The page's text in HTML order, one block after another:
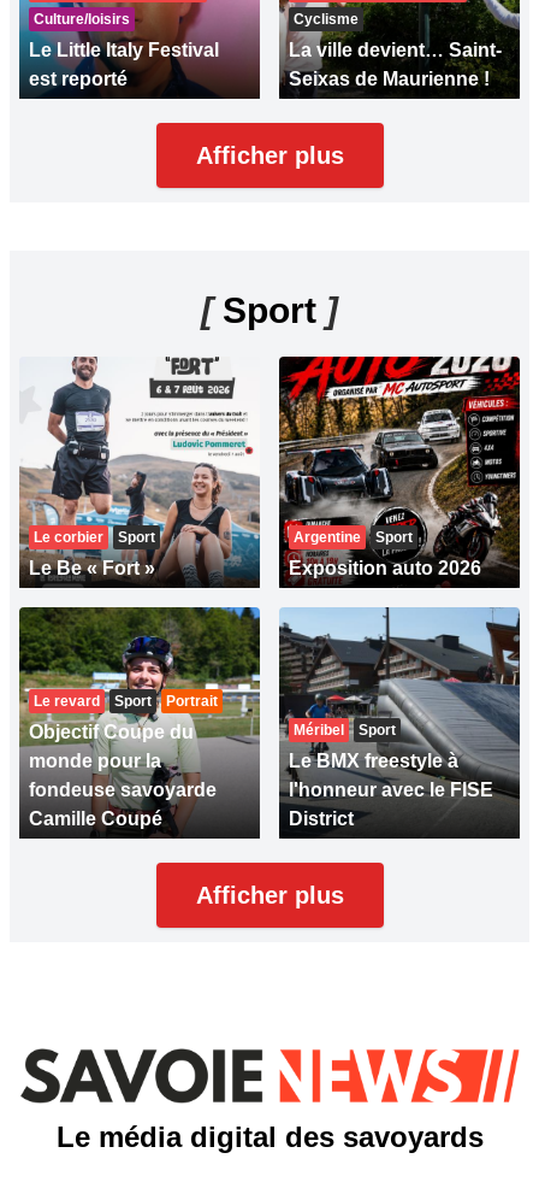
Culture/loisirs
Le Little Italy Festival
est reporté
Cyclisme
La ville devient… Saint-
Seixas de Maurienne !
Afficher plus
[Sport ]
Le corbier Sport
Le Be « Fort »
Argentine Sport
Exposition auto 2026
Le revard Sport Portrait
Objectif Coupe du
monde pour la
fondeuse savoyarde
Camille Coupé
Méribel Sport
Le BMX freestyle à
l'honneur avec le FISE
District
Afficher plus
Le média digital des savoyards